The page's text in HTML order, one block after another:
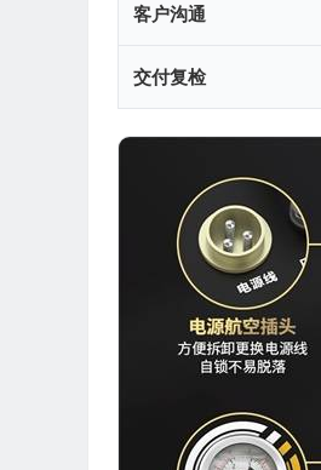
客户沟通
交付复检